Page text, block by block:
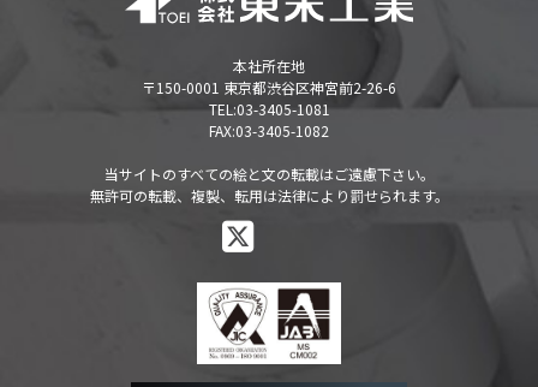
本社所在地
〒150-0001 東京都渋谷区神宮前2-26-6
TEL:03-3405-1081
FAX:03-3405-1082
当サイトのすべての絵と文の転載はご遠慮下さい。
無許可の転載、複製、転用は法律により罰せられます。